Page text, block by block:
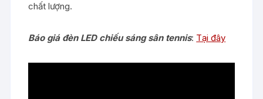
chất lượng.
Báo giá đèn LED chiếu sáng sân tennis: Tại đây